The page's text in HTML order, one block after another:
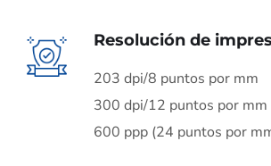
Resolución de
203 dpi/8 puntos por mm
300 dpi/12 puntos por mm
600 ppp (24 puntos por